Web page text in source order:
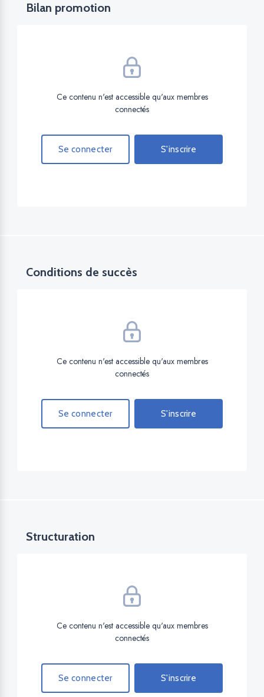
Bilan promotion
Ce contenu n'est accessible qu'aux membres
connectés
Se connecter S'inscrire
Conditions de succès
Ce contenu n'est accessible qu'aux membres
connectés
Se connecter S'inscrire
Structuration
Ce contenu n'est accessible qu'aux membres
connectés
Se connecter S'inscrire